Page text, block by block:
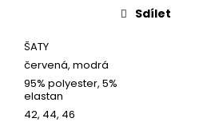
ŠATY
červená, modrá
95% polyester, 5%
elastan
42, 44, 46
Sdílet